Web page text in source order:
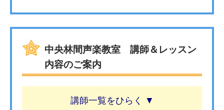
中央林間声楽教室 講師＆レッスン
内容のご案内
講師一覧